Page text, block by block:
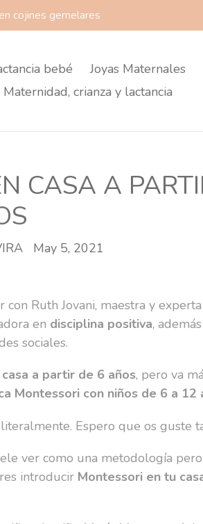
cojines gemelares
bebé
Joyas Maternales
crianza y lactancia
CASA A
May 5, 2021
Ruth Jovani, maestra y
en disciplina positiva,
sociales.
a partir de 6 años, pero va
Montessori con niños de 6 a 12
Espero que os guste
ver como una metodología
introducir Montessori en tu